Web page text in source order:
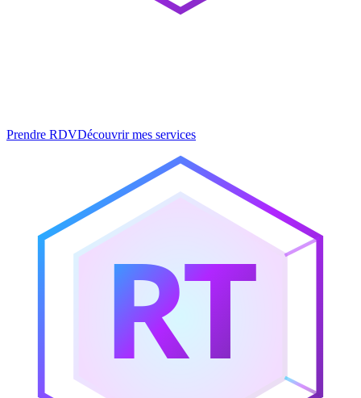
Prendre RDVDécouvrir mes services
RT